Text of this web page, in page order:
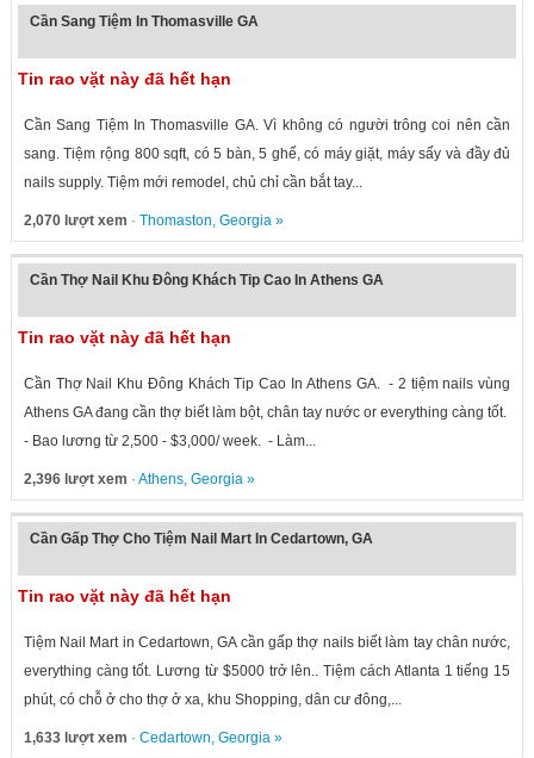
Cần Sang Tiệm In Thomasville GA
Tin rao vặt này đã hết hạn
Cần Sang Tiệm In Thomasville GA. Vì không có người trông coi nên cần
sang. Tiệm rộng 800 sqft, có 5 bàn, 5 ghế, có máy giặt, máy sấy và đầy đủ
nails supply. Tiệm mới remodel, chủ chỉ cần bắt tay...
2,070 lượt xem · Thomaston, Georgia»
Cần Thợ Nail Khu Đông Khách Tip Cao In Athens GA
Tin rao vặt này đã hết hạn
Cần Thợ Nail Khu Đông Khách Tip Cao In Athens GA. - 2 tiệm nails vùng
Athens GA đang cần thợ biết làm bột, chân tay nước or everything càng tốt.
- Bao lương từ 2,500 - $3,000/ week. - Làm...
2,396 lượt xem · Athens, Georgia»
Cần Gấp Thợ Cho Tiệm Nail Mart In Cedartown, GA
Tin rao vặt này đã hết hạn
Tiệm Nail Mart in Cedartown, GA cần gấp thợ nails biết làm tay chân nước,
everything càng tốt. Lương từ $5000 trở lên.. Tiệm cách Atlanta 1 tiếng 15
phút, có chỗ ở cho thợ ở xa, khu Shopping, dân cư đông,...
1,633 lượt xem · Cedartown, Georgia»